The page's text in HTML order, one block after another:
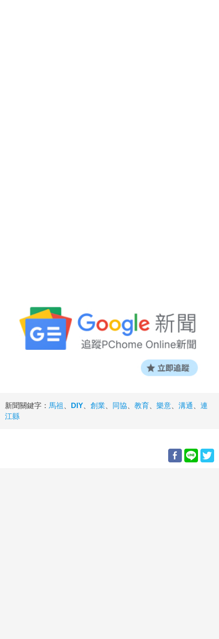
新聞關鍵字： 馬祖 DIY 創業 同協 教育 樂意 溝通
連
江縣